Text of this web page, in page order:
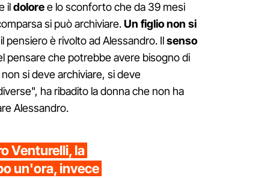
ildoloree lo sconforto che da 39 mesi
si può archiviare.Un figlio non si
pensiero è rivolto ad Alessandro. Ilsenso
pensare che potrebbe avere bisogno di
si deve archiviare, si deve
ha ribadito la donna che non ha
Alessandro.
Venturelli, la
un'ora, invece